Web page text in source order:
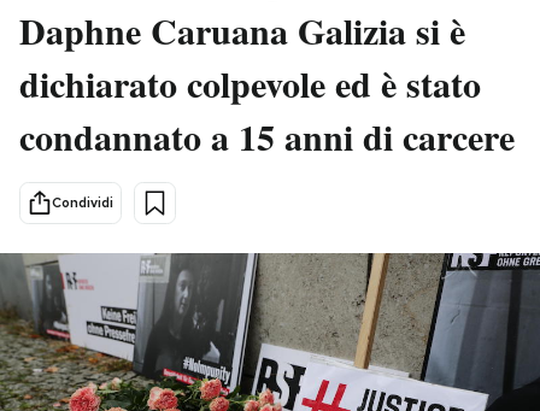
Tecnologia
Scienza
Cultura
Sport
Storie/Idee
Media
Europa
PODCAST
NEWSLETTER
Daphne Caruana Galizia si è
dichiarato colpevole ed è stato
condannato a 15 anni di carcere
Condividi